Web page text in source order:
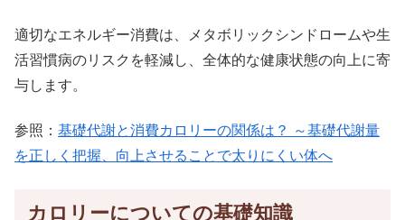
適切なエネルギー消費は、メタボリックシンドロームや生
活習慣病のリスクを軽減し、全体的な健康状態の向上に寄
与します。
参照： 基礎代謝と消費カロリーの関係は？ ～基礎代謝量
を正しく把握、向上させることで太りにくい体へ
カロリーについての基礎知識